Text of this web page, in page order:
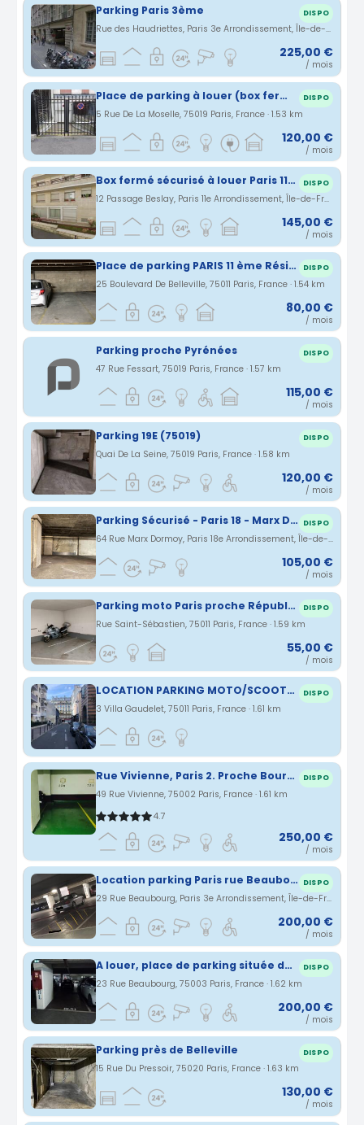
Parking Paris 3ème DISPO
Rue des Haudriettes, Paris 3e Arrondissement, Île-de-France, France · 1.51 km
225,00 €
/ mois
Place de parking à louer (box fermé, électricité, garage sécurisé) 75019 DISPO
5 Rue De La Moselle, 75019 Paris, France · 1.53 km
120,00 €
/ mois
Box fermé sécurisé à louer Paris 11éme DISPO
12 Passage Beslay, Paris 11e Arrondissement, Île-de-France, France · 1.53 km
145,00 €
/ mois
Place de parking PARIS 11 ème Résidence sécurisée Métro Couronne DISPO
25 Boulevard De Belleville, 75011 Paris, France · 1.54 km
80,00 €
/ mois
Parking proche Pyrénées DISPO
47 Rue Fessart, 75019 Paris, France · 1.57 km
115,00 €
/ mois
Parking 19E (75019) DISPO
Quai De La Seine, 75019 Paris, France · 1.58 km
120,00 €
/ mois
Parking Sécurisé - Paris 18 - Marx Dormoy DISPO
64 Rue Marx Dormoy, Paris 18e Arrondissement, Île-de-France, France · 1.58 km
105,00 €
/ mois
Parking moto Paris proche République / Marais / Bastille DISPO
Rue Saint-Sébastien, 75011 Paris, France · 1.59 km
55,00 €
/ mois
LOCATION PARKING MOTO/SCOOTER PARIS 11ème Villa Gaudelet Oberkampf DISPO
3 Villa Gaudelet, 75011 Paris, France · 1.61 km
Rue Vivienne, Paris 2. Proche Bourse et Grands Boulevards DISPO
49 Rue Vivienne, 75002 Paris, France · 1.61 km
4.7
250,00 €
/ mois
Location parking Paris rue Beaubourg (75) DISPO
29 Rue Beaubourg, Paris 3e Arrondissement, Île-de-France, France · 1.61 km
200,00 €
/ mois
A louer, place de parking située dans le quartier de l’Horloge au coeur de Paris. A proximité des Halles et du centre Pompidou. DISPO
23 Rue Beaubourg, 75003 Paris, France · 1.62 km
200,00 €
/ mois
Parking près de Belleville DISPO
15 Rue Du Pressoir, 75020 Paris, France · 1.63 km
130,00 €
/ mois